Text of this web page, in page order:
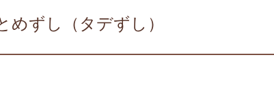
めずし（タデずし）